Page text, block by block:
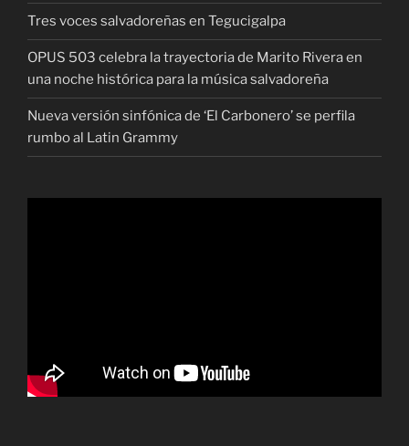
Tres voces salvadoreñas en Tegucigalpa
OPUS 503 celebra la trayectoria de Marito Rivera en
una noche histórica para la música salvadoreña
Nueva versión sinfónica de ‘El Carbonero’ se perfila
rumbo al Latin Grammy